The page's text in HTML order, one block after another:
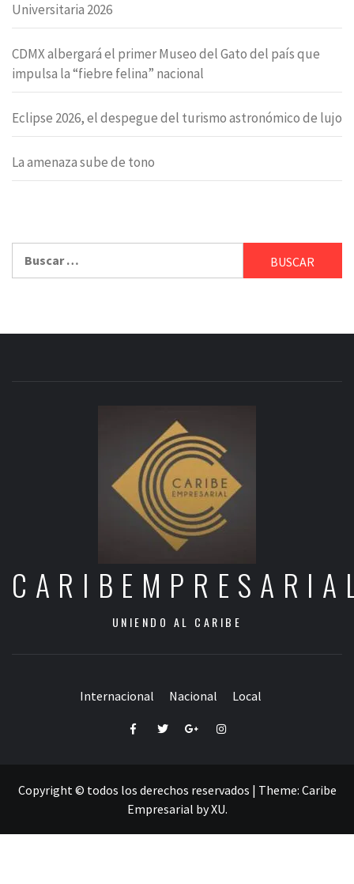
Universitaria 2026
CDMX albergará el primer Museo del Gato del país que
impulsa la “fiebre felina” nacional
Eclipse 2026, el despegue del turismo astronómico de lujo
La amenaza sube de tono
UNIENDO AL CARIBE
Internacional Nacional Local
FacebookTwitterGoogle+Instagram
Copyright © todos los derechos reservados | Theme: Caribe
Empresarial byXU.